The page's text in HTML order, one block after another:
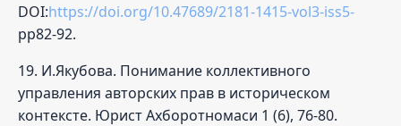
DOI:https://doi.org/10.47689/2181-1415-vol3-iss5-
pp82-92.
19. И.Якубова. Понимание коллективного
управления авторских прав в историческом
контексте. Юрист Ахборотномаси 1 (6), 76-80.